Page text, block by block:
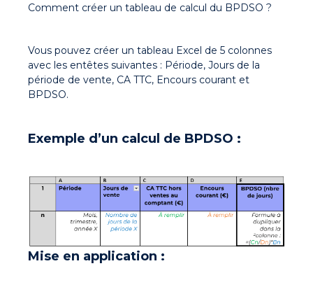
Comment créer un tableau de calcul du BPDSO ?
Vous pouvez créer un tableau Excel de 5 colonnes
avec les entêtes suivantes : Période, Jours de la
période de vente, CA TTC, Encours courant et
BPDSO.
Exemple d’un calcul de BPDSO :
Mise en application :